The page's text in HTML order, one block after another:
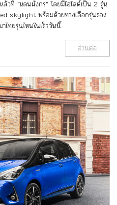
วที่ “แดนมังกร” โดยมีไฮไลต์เป็น 2 รุ่น
skylight พร้อมด้วยทางเลือกรุ่นรอง
ทยรุ่นไหนในเร็ววันนี้
อ่านต่อ